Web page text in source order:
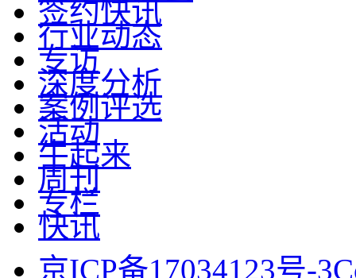
签约快讯
行业动态
专访
深度分析
案例评选
活动
牛起来
周刊
专栏
快讯
京ICP备17034123号-3